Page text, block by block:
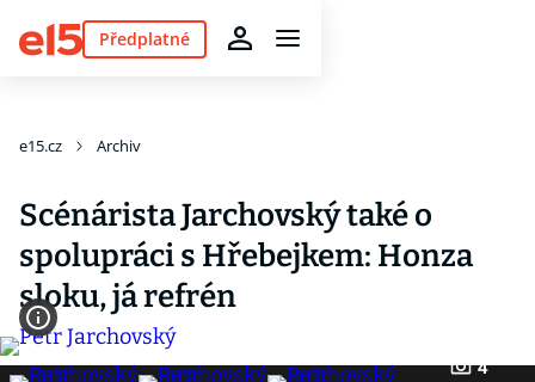
Předplatné
e15.cz Archiv
Scénárista Jarchovský také o
spolupráci s Hřebejkem: Honza
sloku, já refrén
4